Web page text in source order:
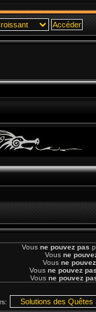
Vous ne pouvez pas
Vous ne
Vous ne
Vous ne pouvez pas
Vous ne pouvez